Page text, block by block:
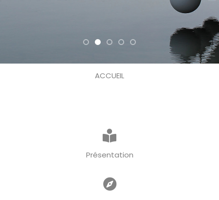
ACCUEIL
Présentation